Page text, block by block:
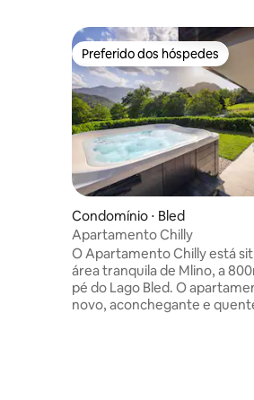
Preferido dos hóspedes
Preferido dos hóspedes
Condomínio ⋅ Bled
Apartamento Chilly
O Apartamento Chilly está
área tranquila de Mlino, a
pé do Lago Bled. O
novo, aconchegante e